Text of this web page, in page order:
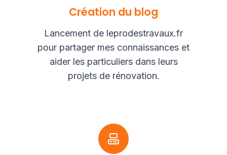
Création du blog
Lancement de leprodestravaux.fr
pour partager mes connaissances et
aider les particuliers dans leurs
projets de rénovation.